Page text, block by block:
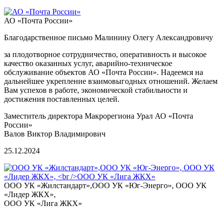
АО «Почта России»
Благодарственное письмо Малинину Олегу Александровичу
за плодотворное сотрудничество, оперативность и высокое
качество оказанных услуг, аварийно-техническое
обслуживание объектов АО «Почта России». Надеемся на
дальнейшее укрепление взаимовыгодных отношений. Желаем
Вам успехов в работе, экономической стабильности и
достижения поставленных целей.
Заместитель директора Макрорегиона Урал АО «Почта
России»
Валов Виктор Владимирович
25.12.2024
ООО УК «Жилстандарт»,ООО УК «Юг-Энерго», ООО УК
«Лидер ЖКХ»,
ООО УК «Лига ЖКХ»